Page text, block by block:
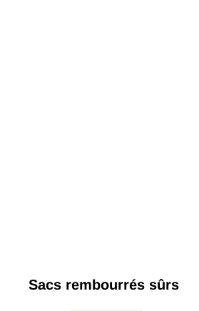
Sacs rembourrés sûrs